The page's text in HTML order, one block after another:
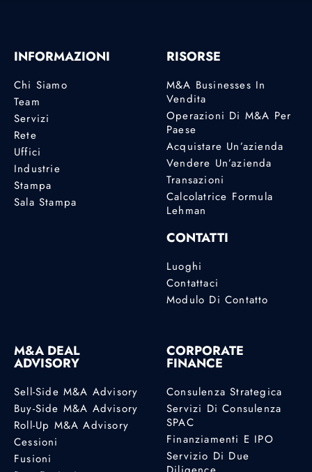
INFORMAZIONI
Chi Siamo
Team
Servizi
Rete
Uffici
Industrie
Stampa
Sala Stampa
RISORSE
M&A Businesses In
Vendita
Operazioni Di M&A Per
Paese
Acquistare Un’azienda
Vendere Un’azienda
Transazioni
Calcolatrice Formula
Lehman
CONTATTI
Luoghi
Contattaci
Modulo Di Contatto
M&A DEAL
ADVISORY
Sell-Side M&A Advisory
Buy-Side M&A Advisory
Roll-Up M&A Advisory
Cessioni
Fusioni
CORPORATE
FINANCE
Consulenza Strategica
Servizi Di Consulenza
SPAC
Finanziamenti E IPO
Servizio Di Due